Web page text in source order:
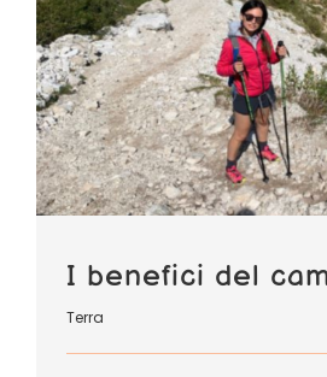
I benefici del
Terra